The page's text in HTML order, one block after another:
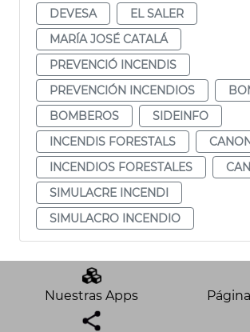
DEVESA
EL SALER
MARÍA JOSÉ CATALÁ
PREVENCIÓ INCENDIS
PREVENCIÓN INCENDIOS
BOMBEROS
SIDEINFO
INCENDIS FORESTALS
INCENDIOS FORESTALES
SIMULACRE INCENDI
SIMULACRO INCENDIO
Nuestras Apps